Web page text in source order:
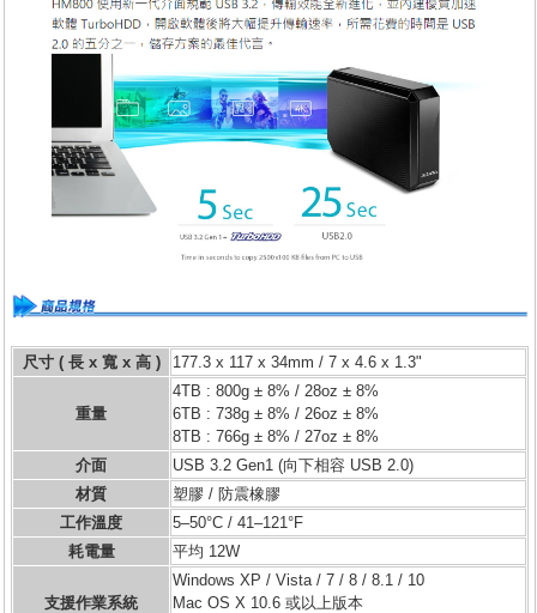
尺寸 ( 長 x 寬 x 高 ) 177.3 x 117 x 34mm / 7 x 4.6 x 1.3"
重量
4TB : 800g ± 8% / 28oz ± 8%
6TB : 738g ± 8% / 26oz ± 8%
8TB : 766g ± 8% / 27oz ± 8%
介面
USB 3.2 Gen1 (向下相容 USB 2.0)
材質
塑膠 / 防震橡膠
工作溫度
5–50°C / 41–121°F
耗電量
平均 12W
支援作業系統
Windows XP / Vista / 7 / 8 / 8.1 / 10
Mac OS X 10.6 或以上版本